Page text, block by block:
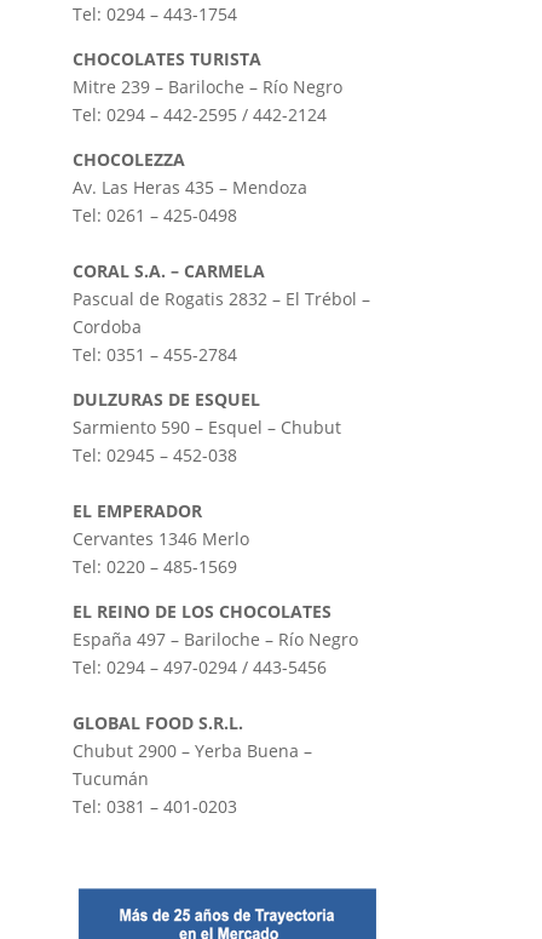
Tel: 0294 – 443-1754
CHOCOLATES TURISTA
Mitre 239 – Bariloche – Río Negro
Tel: 0294 – 442-2595 / 442-2124
CHOCOLEZZA
Av. Las Heras 435 – Mendoza
Tel: 0261 – 425-0498
CORAL S.A. – CARMELA
Pascual de Rogatis 2832 – El Trébol –
Cordoba
Tel: 0351 – 455-2784
DULZURAS DE ESQUEL
Sarmiento 590 – Esquel – Chubut
Tel: 02945 – 452-038
EL EMPERADOR
Cervantes 1346 Merlo
Tel: 0220 – 485-1569
EL REINO DE LOS CHOCOLATES
España 497 – Bariloche – Río Negro
Tel: 0294 – 497-0294 / 443-5456
GLOBAL FOOD S.R.L.
Chubut 2900 – Yerba Buena –
Tucumán
Tel: 0381 – 401-0203